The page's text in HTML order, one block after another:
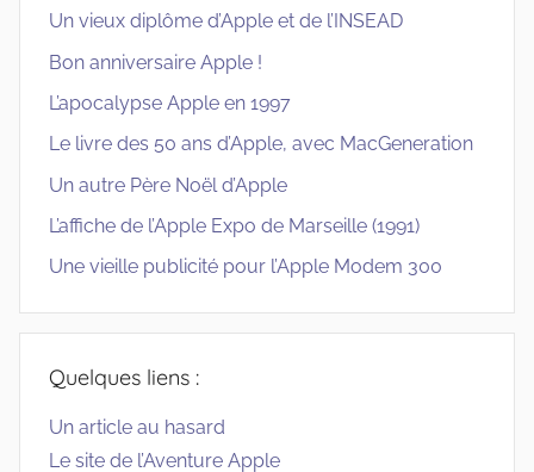
Un vieux diplôme d’Apple et de l’INSEAD
Bon anniversaire Apple !
L’apocalypse Apple en 1997
Le livre des 50 ans d’Apple, avec MacGeneration
Un autre Père Noël d’Apple
L’affiche de l’Apple Expo de Marseille (1991)
Une vieille publicité pour l’Apple Modem 300
Quelques liens :
Un article au hasard
Le site de l’Aventure Apple